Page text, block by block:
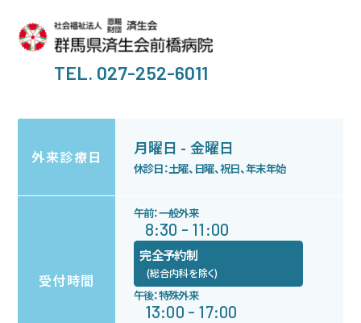
TEL. 027-252-6011
外来診療日 月曜日 - 金曜日
休診日：土曜、日曜、祝日、年末年始
受付時間
午前：一般外来
8:30 - 11:00
完全予約制
(総合内科を除く)
午後：特殊外来
13:00 - 17:00